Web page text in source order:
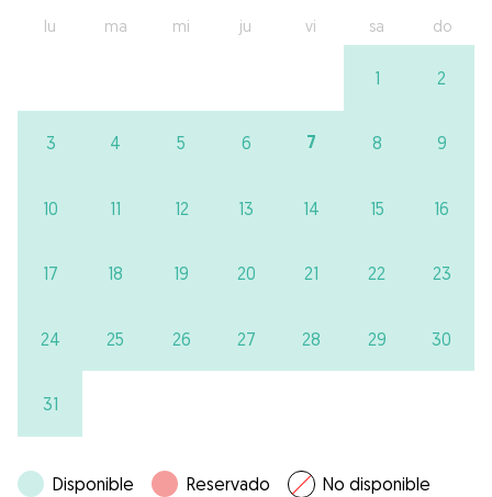
lu ma mi ju vi sa do
1 2
3 4 5 6 7 8 9
10 11 12 13 14 15 16
17 18 19 20 21 22 23
24 25 26 27 28 29 30
31
Disponible Reservado No disponible